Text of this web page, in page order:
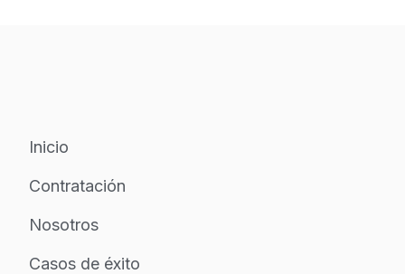
Inicio
Contratación
Nosotros
Casos de éxito